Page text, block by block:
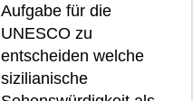
Aufgabe für die
UNESCO zu
entscheiden welche
sizilianische